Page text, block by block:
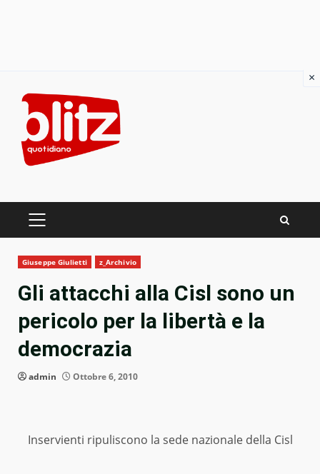
content
PRIMARY
Giuseppe Giulietti z_Archivio
Gli attacchi alla Cisl sono un
pericolo per la libertà e la
democrazia
admin Ottobre 6, 2010
Inservienti ripuliscono la sede nazionale della Cisl
×